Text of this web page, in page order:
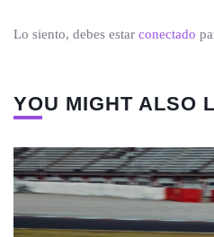
Lo siento, debes estar conectado
YOU MIGHT ALSO